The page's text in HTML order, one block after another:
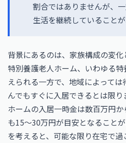
割合ではありませんが、
生活を継続していることが
背景にあるのは、家族構成の変化
特別養護老人ホーム、いわゆる
えられる一方で、地域によって
んでもすぐに入居できるとは限
ホームの入居一時金は数百万円
も15〜30万円が目安となること
を考えると、可能な限り在宅で